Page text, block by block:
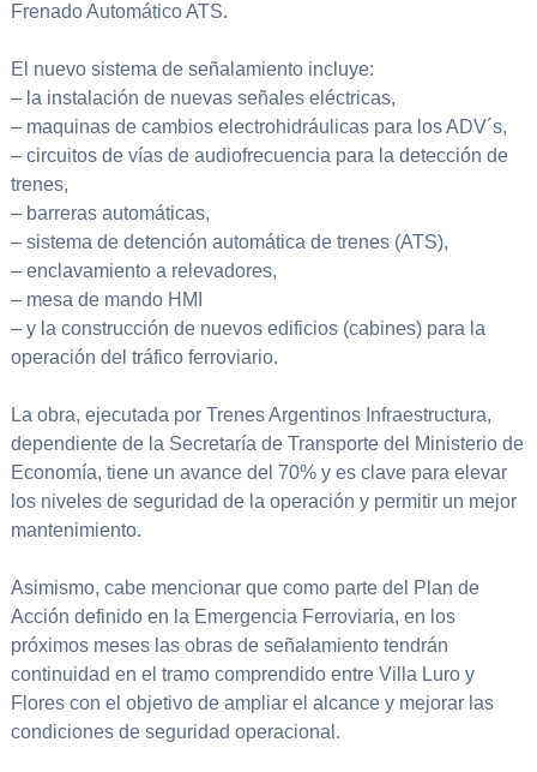
Frenado Automático ATS.
El nuevo sistema de señalamiento incluye:
– la instalación de nuevas señales eléctricas,
– maquinas de cambios electrohidráulicas para los ADV´s,
– circuitos de vías de audiofrecuencia para la detección de
trenes,
– barreras automáticas,
– sistema de detención automática de trenes (ATS),
– enclavamiento a relevadores,
– mesa de mando HMI
– y la construcción de nuevos edificios (cabines) para la
operación del tráfico ferroviario.
La obra, ejecutada por Trenes Argentinos Infraestructura,
dependiente de la Secretaría de Transporte del Ministerio de
Economía, tiene un avance del 70% y es clave para elevar
los niveles de seguridad de la operación y permitir un mejor
mantenimiento.
Asimismo, cabe mencionar que como parte del Plan de
Acción definido en la Emergencia Ferroviaria, en los
próximos meses las obras de señalamiento tendrán
continuidad en el tramo comprendido entre Villa Luro y
Flores con el objetivo de ampliar el alcance y mejorar las
condiciones de seguridad operacional.